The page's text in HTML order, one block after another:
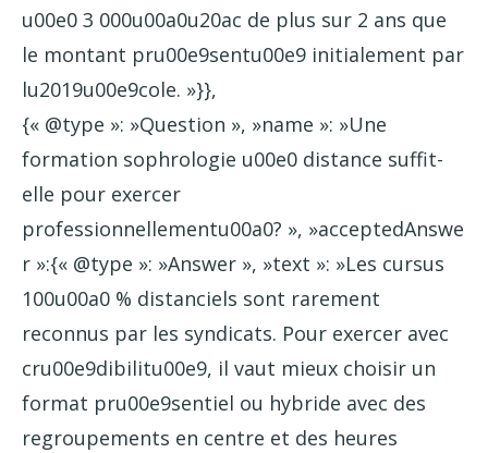
u00e0 3 000u00a0u20ac de plus sur 2 ans que
le montant pru00e9sentu00e9 initialement par
lu2019u00e9cole. »}},
{« @type »: »Question », »name »: »Une
formation sophrologie u00e0 distance suffit-
elle pour exercer
professionnellementu00a0? », »acceptedAnswe
r »:{« @type »: »Answer », »text »: »Les cursus
100u00a0 % distanciels sont rarement
reconnus par les syndicats. Pour exercer avec
cru00e9dibilitu00e9, il vaut mieux choisir un
format pru00e9sentiel ou hybride avec des
regroupements en centre et des heures